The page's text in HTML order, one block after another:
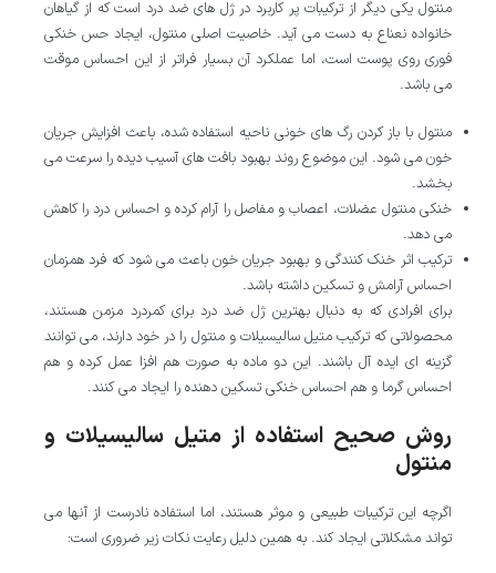
منتول یکی دیگر از ترکیبات پر کاربرد در ژل های ضد درد است که از گیاهان
خانواده نعناع به دست می آید. خاصیت اصلی منتول، ایجاد حس خنکی
فوری روی پوست است، اما عملکرد آن بسیار فراتر از این احساس موقت
می باشد.
منتول با باز کردن رگ های خونی ناحیه استفاده شده، باعث افزایش جریان
خون می شود. این موضوع روند بهبود بافت های آسیب دیده را سرعت می
بخشد.
خنکی منتول عضلات، اعصاب و مفاصل را آرام کرده و احساس درد را کاهش
می دهد.
ترکیب اثر خنک کنندگی و بهبود جریان خون باعث می شود که فرد همزمان
احساس آرامش و تسکین داشته باشد.
برای افرادی که به دنبال بهترین ژل ضد درد برای کمردرد مزمن هستند،
محصولاتی که ترکیب متیل سالیسیلات و منتول را در خود دارند، می توانند
گزینه ای ایده آل باشند. این دو ماده به صورت هم افزا عمل کرده و هم
احساس گرما و هم احساس خنکی تسکین دهنده را ایجاد می کنند.
روش صحیح استفاده از متیل سالیسیلات و
منتول
اگرچه این ترکیبات طبیعی و موثر هستند، اما استفاده نادرست از آنها می
تواند مشکلاتی ایجاد کند. به همین دلیل رعایت نکات زیر ضروری است: